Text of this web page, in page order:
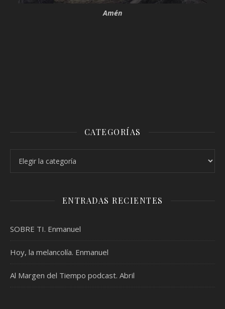
Amén
CATEGORÍAS
ENTRADAS RECIENTES
SOBRE TI. Enmanuel
Hoy, la melancolía. Enmanuel
Al Margen del Tiempo podcast. Abril